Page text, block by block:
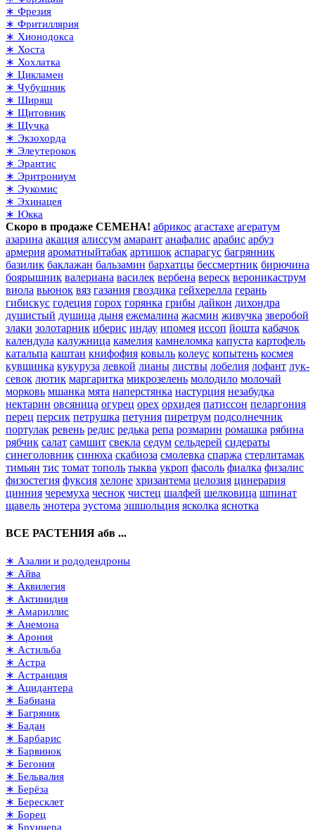
∗ Фрезия
∗ Фритиллярия
∗ Хионодокса
∗ Хоста
∗ Хохлатка
∗ Цикламен
∗ Чубушник
∗ Ширяш
∗ Щитовник
∗ Щучка
∗ Экзохорда
∗ Элеутерокок
∗ Эрантис
∗ Эритрониум
∗ Эукомис
∗ Эхинацея
∗ Юкка
Скоро в продаже СЕМЕНА! абрикос агастахе агератум
азарина акация алиссум амарант анафалис арабис арбуз
армерия ароматныйтабак артишок аспарагус багрянник
базилик баклажан бальзамин бархатцы бессмертник бирючина
боярышник валериана василек вербена вереск вероникаструм
виола вьюнок вяз газания гвоздика гейхерелла герань
гибискус годеция горох горянка грибы дайкон дихондра
душистый душица дыня ежемалина жасмин живучка зверобой
злаки золотарник иберис индау ипомея иссоп йошта кабачок
календула калужница камелия камнеломка капуста картофель
катальпа каштан книфофия ковыль колеус копытень космея
кувшинка кукуруза левкой лианы листвы лобелия лофант лук-
севок лютик маргаритка микрозелень молодило молочай
морковь мшанка мята наперстянка настурция незабудка
нектарин овсяница огурец орех орхидея патиссон пеларгония
перец персик петрушка петуния пиретрум подсолнечник
портулак ревень редис редька репа розмарин ромашка рябина
рябчик салат самшит свекла седум сельдерей сидераты
синеголовник синюха скабиоза смолевка спаржа стерлитамак
тимьян тис томат тополь тыква укроп фасоль фиалка физалис
физостегия фуксия хелоне хризантема целозия цинерария
цинния черемуха чеснок чистец шалфей шелковица шпинат
щавель энотера эустома эшшольция ясколка яснотка
ВСЕ РАСТЕНИЯ абв ...
∗ Азалии и рододендроны
∗ Айва
∗ Аквилегия
∗ Актинидия
∗ Амариллис
∗ Анемона
∗ Арония
∗ Астильба
∗ Астра
∗ Астранция
∗ Ацидантера
∗ Бабиана
∗ Багряник
∗ Бадан
∗ Барбарис
∗ Барвинок
∗ Бегония
∗ Бельвалия
∗ Берёза
∗ Бересклет
∗ Борец
∗ Бруннера